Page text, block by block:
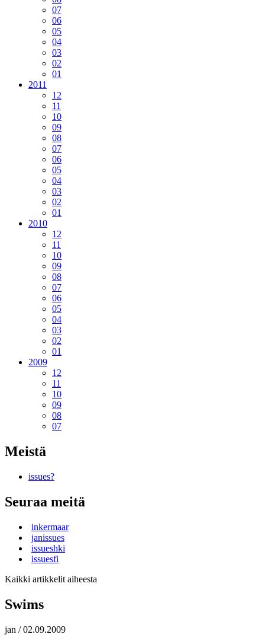
07
06
05
04
03
02
01
2011
12
11
10
09
08
07
06
05
04
03
02
01
2010
12
11
10
09
08
07
06
05
04
03
02
01
2009
12
11
10
09
08
07
Meistä
issues?
Seuraa meitä
inkermaar
janissues
issueshki
issuesfi
Kaikki artikkelit aiheesta
Swims
jan /02.09.2009